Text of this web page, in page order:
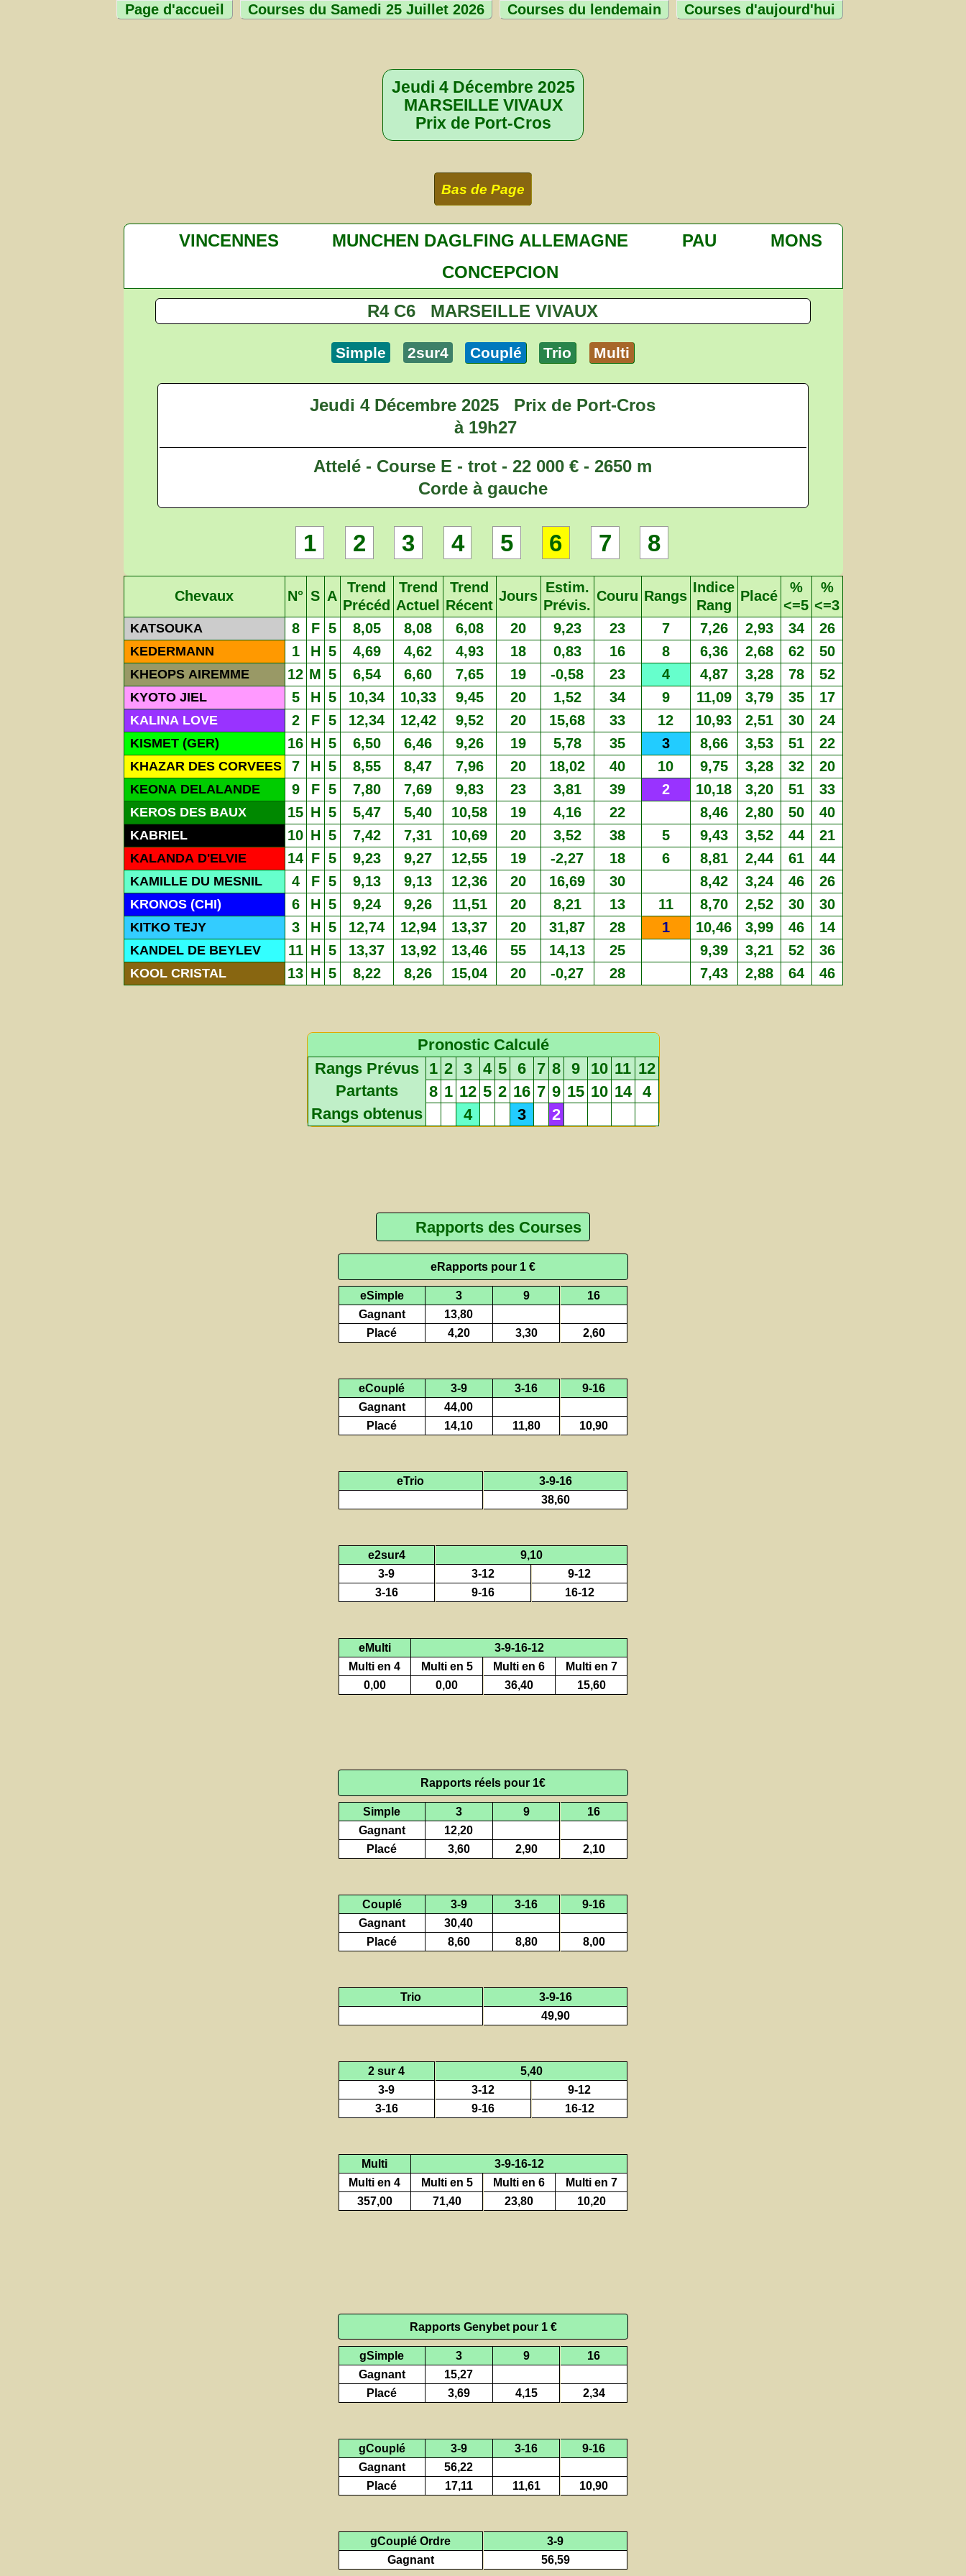
Page d'accueil Courses du Samedi 25 Juillet 2026 Courses du lendemain Courses d'aujourd'hui
Jeudi 4 Décembre 2025
MARSEILLE VIVAUX
Prix de Port-Cros
Bas de Page
VINCENNES MUNCHEN DAGLFING ALLEMAGNE PAU
MONS
CONCEPCION
R4 C6 MARSEILLE VIVAUX
Simple 2sur4 Couplé Trio Multi
Jeudi 4 Décembre 2025
Prix de Port-Cros
à 19h27
Attelé - Course E - trot - 22 000 € - 2650 m
Corde à gauche
1 2 3 4 5 6 7 8
Chevaux N° S A
Trend
Précéd
Trend
Actuel
Trend
Récent
Jours
Estim.
Prévis.
Couru Rangs
Indice
Rang
Placé
%
<=5
%
<=3
KATSOUKA 8 F 5 8,05 8,08 6,08 20 9,23 23 7 7,26 2,93 34 26
KEDERMANN 1 H 5 4,69 4,62 4,93 18 0,83 16 8 6,36 2,68 62 50
KHEOPS AIREMME 12 M 5 6,54 6,60 7,65 19 -0,58 23 4 4,87 3,28 78 52
KYOTO JIEL 5 H 5 10,34 10,33 9,45 20 1,52 34 9 11,09 3,79 35 17
KALINA LOVE 2 F 5 12,34 12,42 9,52 20 15,68 33 12 10,93 2,51 30 24
KISMET (GER) 16 H 5 6,50 6,46 9,26 19 5,78 35 3 8,66 3,53 51 22
KHAZAR DES CORVEES 7 H 5 8,55 8,47 7,96 20 18,02 40 10 9,75 3,28 32 20
KEONA DELALANDE 9 F 5 7,80 7,69 9,83 23 3,81 39 2 10,18 3,20 51 33
KEROS DES BAUX 15 H 5 5,47 5,40 10,58 19 4,16 22 8,46 2,80 50 40
KABRIEL 10 H 5 7,42 7,31 10,69 20 3,52 38 5 9,43 3,52 44 21
KALANDA D'ELVIE 14 F 5 9,23 9,27 12,55 19 -2,27 18 6 8,81 2,44 61 44
KAMILLE DU MESNIL 4 F 5 9,13 9,13 12,36 20 16,69 30 8,42 3,24 46 26
KRONOS (CHI) 6 H 5 9,24 9,26 11,51 20 8,21 13 11 8,70 2,52 30 30
KITKO TEJY 3 H 5 12,74 12,94 13,37 20 31,87 28 1 10,46 3,99 46 14
KANDEL DE BEYLEV 11 H 5 13,37 13,92 13,46 55 14,13 25 9,39 3,21 52 36
KOOL CRISTAL 13 H 5 8,22 8,26 15,04 20 -0,27 28 7,43 2,88 64 46
Pronostic Calculé
Rangs Prévus
1 2 3 4 5 6 7 8 9 10 11 12
Partants
8 1 12 5 2 16 7 9 15 10 14
4
Rangs obtenus
4 3 2
Rapports des Courses
eRapports pour 1 €
eSimple 3 9
16
Gagnant
13,80
Placé
4,20 3,30 2,60
eCouplé 3-9 3-16
9-16
Gagnant
44,00
Placé
14,10 11,80 10,90
eTrio
3-9-16
38,60
e2sur4
9,10
3-9
3-12
9-12
3-16
9-16 16-12
eMulti
3-9-16-12
Multi en 4
Multi en 5 Multi en 6
Multi en 7
0,00
0,00 36,40 15,60
Rapports réels pour 1€
Simple 3 9
16
Gagnant
12,20
Placé
3,60 2,90 2,10
Couplé 3-9 3-16
9-16
Gagnant
30,40
Placé
8,60 8,80 8,00
Trio
3-9-16
49,90
2 sur 4
5,40
3-9
3-12
9-12
3-16
9-16 16-12
Multi
3-9-16-12
Multi en 4
Multi en 5 Multi en 6
Multi en 7
357,00
71,40 23,80 10,20
Rapports Genybet pour 1 €
gSimple 3 9
16
Gagnant
15,27
Placé
3,69 4,15 2,34
gCouplé 3-9 3-16
9-16
Gagnant
56,22
Placé
17,11 11,61 10,90
gCouplé Ordre
3-9
Gagnant
56,59